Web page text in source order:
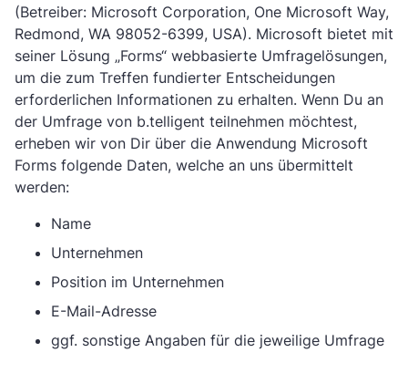
(Betreiber: Microsoft Corporation, One Microsoft Way,
Redmond, WA 98052-6399, USA). Microsoft bietet mit
seiner Lösung „Forms“ webbasierte Umfragelösungen,
um die zum Treffen fundierter Entscheidungen
erforderlichen Informationen zu erhalten. Wenn Du an
der Umfrage von b.telligent teilnehmen möchtest,
erheben wir von Dir über die Anwendung Microsoft
Forms folgende Daten, welche an uns übermittelt
werden:
Name
Unternehmen
Position im Unternehmen
E-Mail-Adresse
ggf. sonstige Angaben für die jeweilige Umfrage